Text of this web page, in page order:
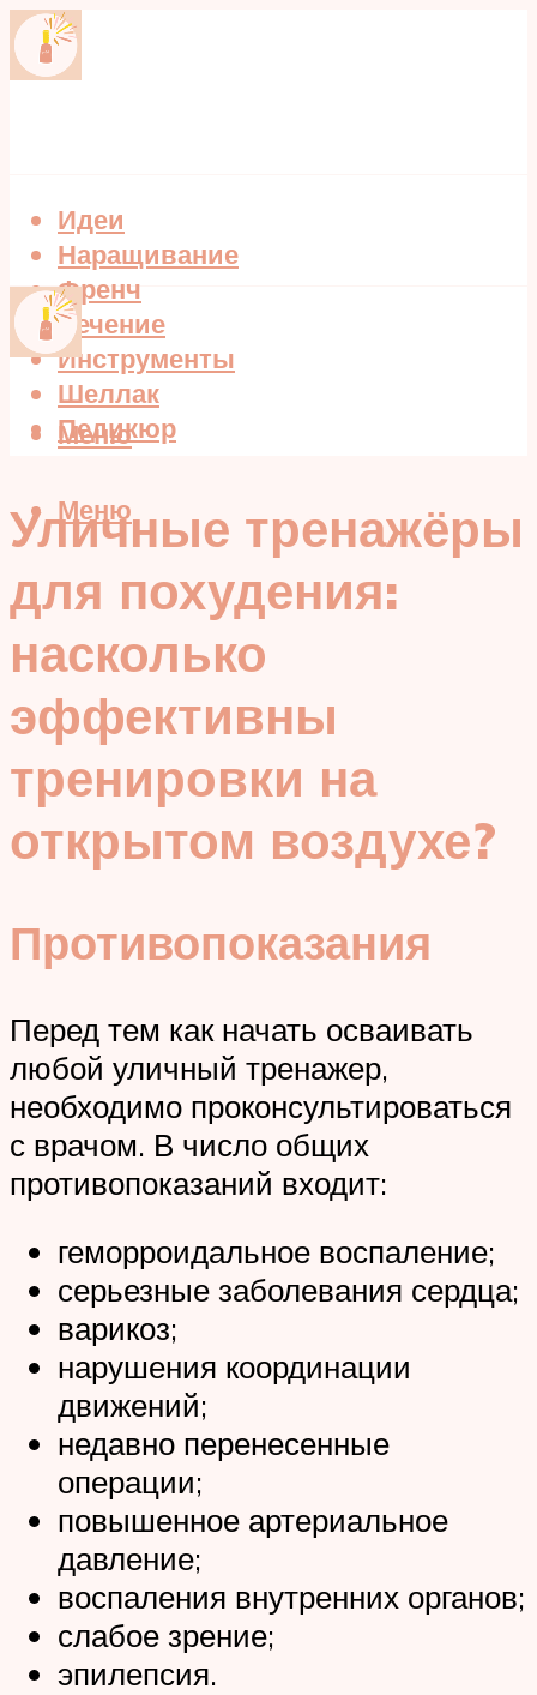
Идеи
Наращивание
Френч
Лечение
Инструменты
Шеллак
Педикюр
Меню
Меню
Уличные тренажёры
для похудения:
насколько
эффективны
тренировки на
открытом воздухе?
Противопоказания
Перед тем как начать осваивать
любой уличный тренажер,
необходимо проконсультироваться
с врачом. В число общих
противопоказаний входит:
геморроидальное воспаление;
серьезные заболевания сердца;
варикоз;
нарушения координации
движений;
недавно перенесенные
операции;
повышенное артериальное
давление;
воспаления внутренних органов;
слабое зрение;
эпилепсия.